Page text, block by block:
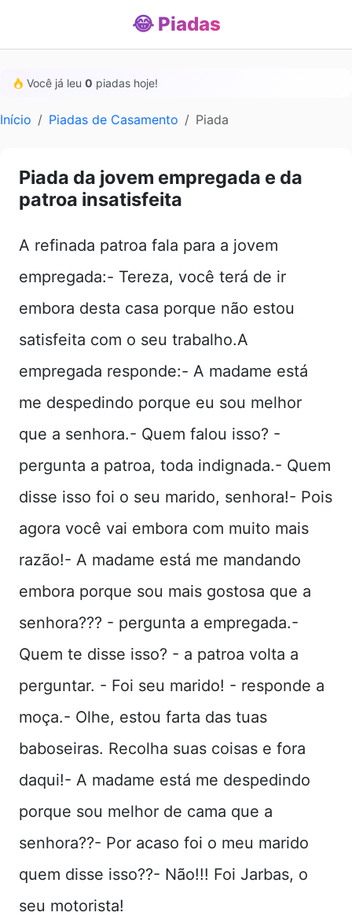
😂 Piadas
Você já leu 0 piadas hoje!
Início Piadas de Casamento Piada
Piada da jovem empregada e da
patroa insatisfeita
A refinada patroa fala para a jovem
empregada:- Tereza, você terá de ir
embora desta casa porque não estou
satisfeita com o seu trabalho.A
empregada responde:- A madame está
me despedindo porque eu sou melhor
que a senhora.- Quem falou isso? -
pergunta a patroa, toda indignada.- Quem
disse isso foi o seu marido, senhora!- Pois
agora você vai embora com muito mais
razão!- A madame está me mandando
embora porque sou mais gostosa que a
senhora??? - pergunta a empregada.-
Quem te disse isso? - a patroa volta a
perguntar. - Foi seu marido! - responde a
moça.- Olhe, estou farta das tuas
baboseiras. Recolha suas coisas e fora
daqui!- A madame está me despedindo
porque sou melhor de cama que a
senhora??- Por acaso foi o meu marido
quem disse isso??- Não!!! Foi Jarbas, o
seu motorista!